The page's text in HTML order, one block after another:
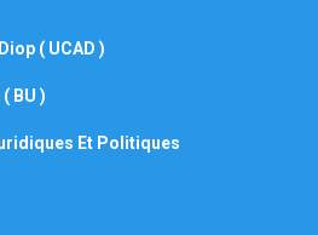
( UCAD )
BU )
Et Politiques